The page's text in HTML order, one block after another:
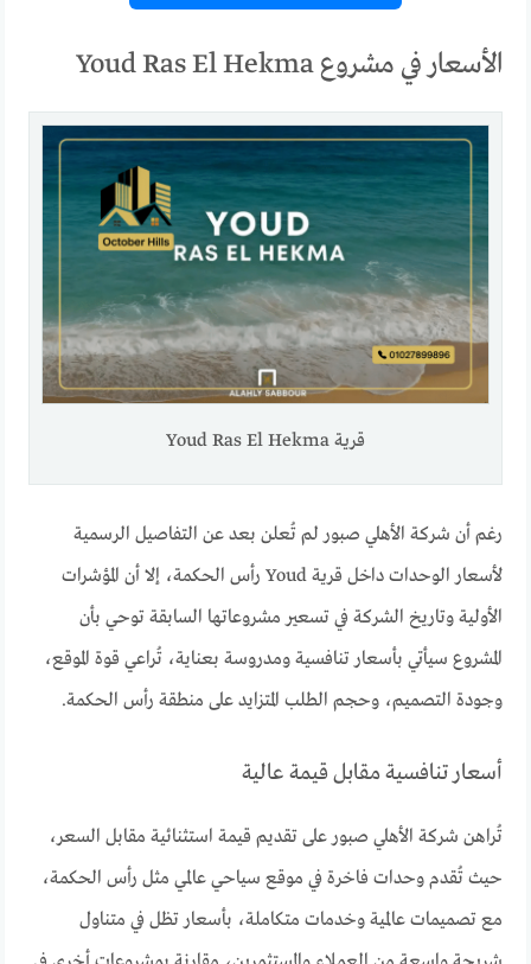
الأسعار في مشروع Youd Ras El Hekma
قرية Youd Ras El Hekma
رغم أن شركة الأهلي صبور لم تُعلن بعد عن التفاصيل الرسمية
لأسعار الوحدات داخل قرية Youd رأس الحكمة، إلا أن المؤشرات
الأولية وتاريخ الشركة في تسعير مشروعاتها السابقة توحي بأن
المشروع سيأتي بأسعار تنافسية ومدروسة بعناية، تُراعي قوة الموقع،
وجودة التصميم، وحجم الطلب المتزايد على منطقة رأس الحكمة.
أسعار تنافسية مقابل قيمة عالية
تُراهن شركة الأهلي صبور على تقديم قيمة استثنائية مقابل السعر،
حيث تُقدم وحدات فاخرة في موقع سياحي عالمي مثل رأس الحكمة،
مع تصميمات عالمية وخدمات متكاملة، بأسعار تظل في متناول